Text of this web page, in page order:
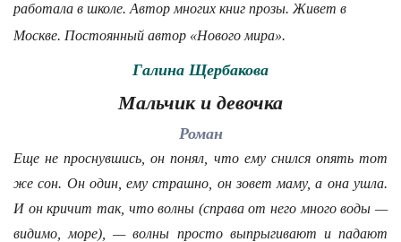
работала в школе. Автор многих книг прозы. Живет в
Москве. Постоянный автор «Нового мира».
Галина Щербакова
Мальчик и девочка
Роман
Еще не проснувшись, он понял, что ему снился опять тот
же сон. Он один, ему страшно, он зовет маму, а она ушла.
И он кричит так, что волны (справа от него много воды —
видимо, море), — волны просто выпрыгивают и падают